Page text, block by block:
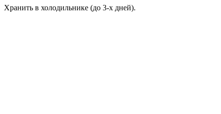
Хранить в холодильнике (до 3-х дней).